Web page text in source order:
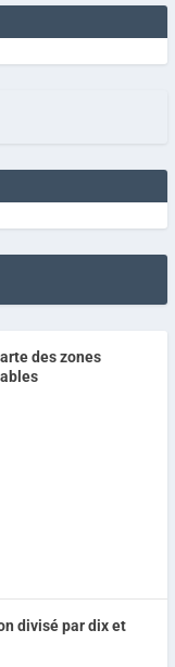
des zones
divisé par dix et